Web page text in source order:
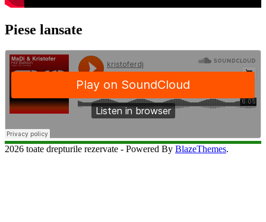
Piese lansate
2026 toate drepturile rezervate - Powered By BlazeThemes.